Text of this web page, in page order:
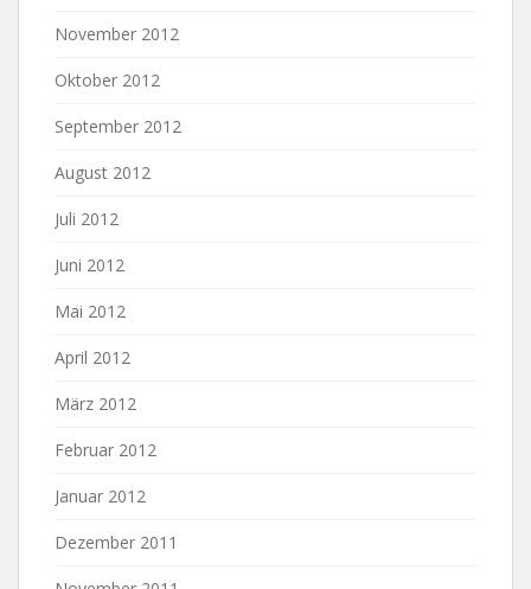
November 2012
Oktober 2012
September 2012
August 2012
Juli 2012
Juni 2012
Mai 2012
April 2012
März 2012
Februar 2012
Januar 2012
Dezember 2011